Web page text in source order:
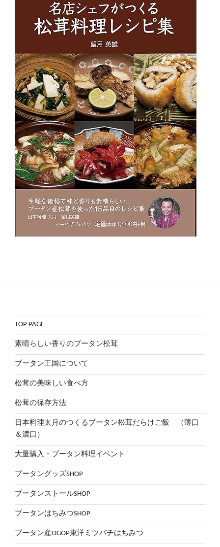
TOP PAGE
素晴らしい香りのブータン松茸
ブータン王国について
松茸の美味しい食べ方
松茸の保存方法
日本料理太月のつくるブータン松茸だらけご飯 （薄口
＆濃口）
大量購入・ブータン料理イベント
ブータングッズSHOP
ブータンストールSHOP
ブータンはちみつSHOP
ブータン産OGOP東洋ミツバチはちみつ